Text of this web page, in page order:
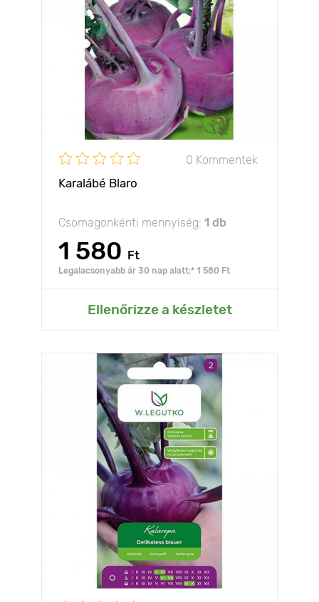
0 Kommentek
Karalábé Blaro
Csomagonkénti mennyiség: 1 db
1 580 Ft
Legalacsonyabb ár 30 nap alatt:* 1 580 Ft
Ellenőrizze a készletet